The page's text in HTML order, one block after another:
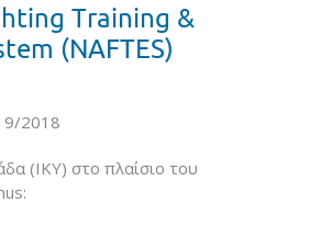
Training &
(NAFTES)
9/2018
(ΙΚΥ) στο πλαίσιο του